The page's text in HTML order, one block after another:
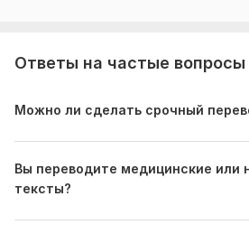
Пожалуйста, отправьте:
•на какой язык нужно перевести
срокам
сообщении!
Ответы на частые вопросы
Можно ли сделать срочный
Вы переводите медицинские или
тексты?